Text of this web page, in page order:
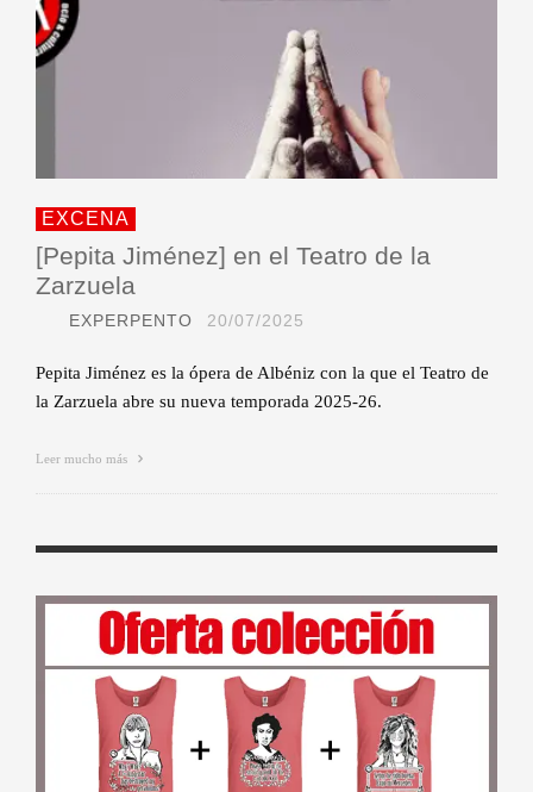
EXCENA
[Pepita Jiménez] en el Teatro de la
Zarzuela
EXPERPENTO 20/07/2025
Pepita Jiménez es la ópera de Albéniz con la que el Teatro de
la Zarzuela abre su nueva temporada 2025-26.
Leer mucho más